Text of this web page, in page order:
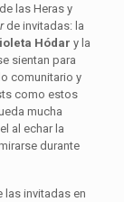
las Heras y
de invitadas: la
Hódar y la
sientan para
comunitario y
como estos
mucha
al echar la
durante
las invitadas en